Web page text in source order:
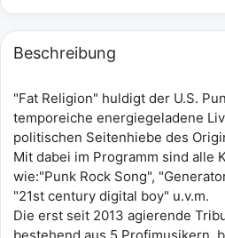
Beschreibung
"Fat Religion" huldigt der U.S.
temporeiche energiegeladene
politischen Seitenhiebe des
Mit dabei im Programm sind alle
wie:"Punk Rock Song",
"21st century digital boy" u.v.m.
Die erst seit 2013 agierende